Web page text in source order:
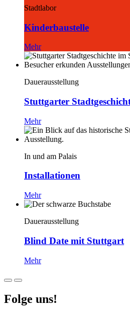
Stadtlabor
Kinderbaustelle
Mehr
Dauerausstellung
Stuttgarter
Mehr
In und am Palais
Installationen
Mehr
Dauerausstellung
Blind Date mit Stuttgart
Mehr
Folge uns!